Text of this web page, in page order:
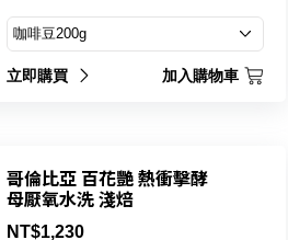
立即購買 加入購物車
哥倫比亞 百花艷 熱衝擊酵
母厭氧水洗 淺焙
NT$1,230